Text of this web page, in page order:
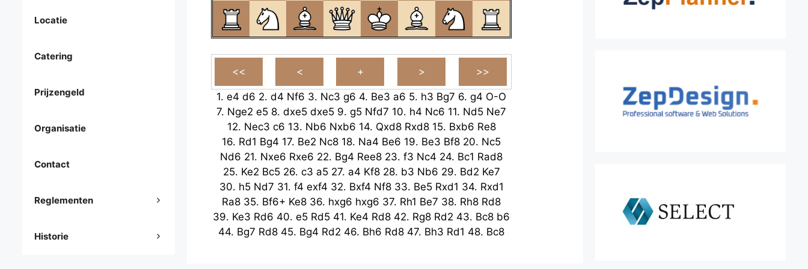
1. e4 d6 2. d4 Nf6 3. Nc3 g6 4. Be3 a6 5. h3 Bg7 6. g4 O-O
7. Nge2 e5 8. dxe5 dxe5 9. g5 Nfd7 10. h4 Nc6 11. Nd5 Ne7
12. Nec3 c6 13. Nb6 Nxb6 14. Qxd8 Rxd8 15. Bxb6 Re8
16. Rd1 Bg4 17. Be2 Nc8 18. Na4 Be6 19. Be3 Bf8 20. Nc5
Nd6 21. Nxe6 Rxe6 22. Bg4 Ree8 23. f3 Nc4 24. Bc1 Rad8
25. Ke2 Bc5 26. c3 a5 27. a4 Kf8 28. b3 Nb6 29. Bd2 Ke7
30. h5 Nd7 31. f4 exf4 32. Bxf4 Nf8 33. Be5 Rxd1 34. Rxd1
Ra8 35. Bf6+ Ke8 36. hxg6 hxg6 37. Rh1 Be7 38. Rh8 Rd8
39. Ke3 Rd6 40. e5 Rd5 41. Ke4 Rd8 42. Rg8 Rd2 43. Bc8 b6
44. Bg7 Rd8 45. Bg4 Rd2 46. Bh6 Rd8 47. Bh3 Rd1 48. Bc8
Locatie
Catering
Prijzengeld
Organisatie
Contact
Reglementen
Historie